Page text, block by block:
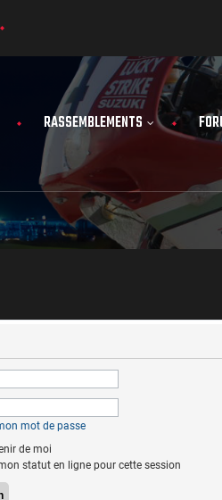
RASSEMBLEMENTS